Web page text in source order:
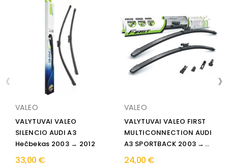
VALEO
VALYTUVAI VALEO
SILENCIO AUDI A3
Hečbekas 2003 → 2012
33,00 €
VALEO
VALYTUVAI VALEO FIRST
MULTICONNECTION AUDI
A3 SPORTBACK 2003 →...
24,00 €
‹ ›